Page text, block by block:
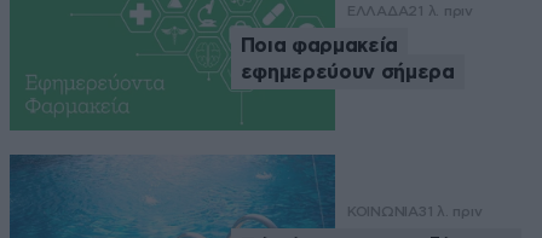
ΕΛΛΑΔΑ21 λ. πριν
Ποια φαρμακεία
εφημερεύουν σήμερα
ΚΟΙΝΩΝΙΑ31 λ. πριν